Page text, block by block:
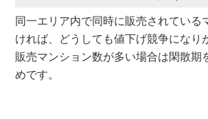
同一エリア内で同時に販売されている
ければ、どうしても値下げ競争になり
販売マンション数が多い場合は閑散期
めです。